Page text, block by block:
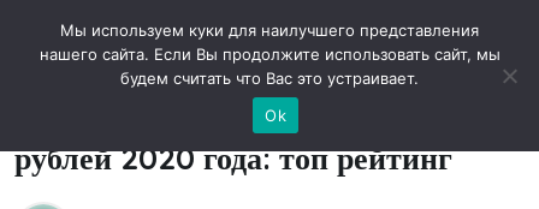
Новости технологий
Лучшие смартфоны до 10000
рублей 2020 года: топ рейтинг
Мы используем куки для наилучшего представления
нашего сайта. Если Вы продолжите использовать сайт, мы
будем считать что Вас это устраивает.
Ok